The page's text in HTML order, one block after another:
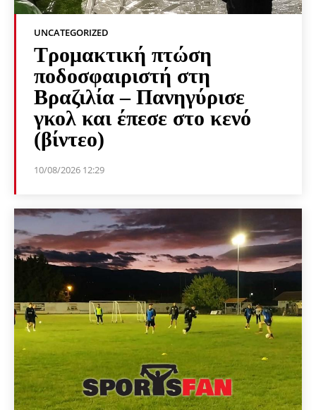
UNCATEGORIZED
Τρομακτική πτώση
ποδοσφαιριστή στη
Βραζιλία – Πανηγύρισε
γκολ και έπεσε στο κενό
(βίντεο)
10/08/2026 12:29